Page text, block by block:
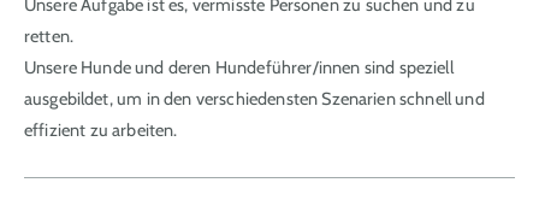
Unsere Aufgabe ist es, vermisste Personen zu suchen und zu
retten.
Unsere Hunde und deren Hundeführer/innen sind speziell
ausgebildet, um in den verschiedensten Szenarien schnell und
effizient zu arbeiten.